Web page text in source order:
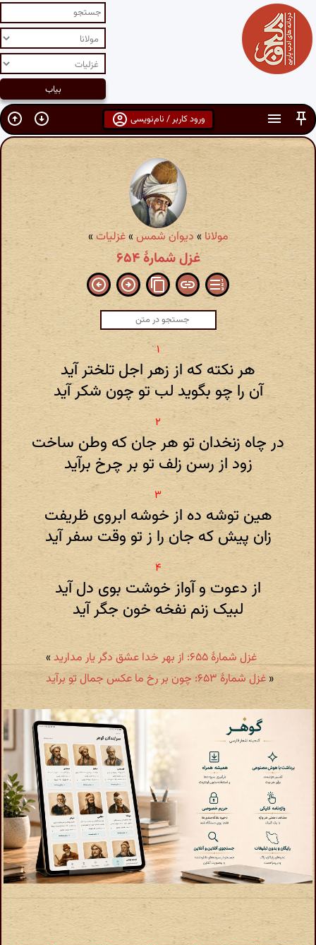
ورود کاربر / نام‌نویسی
مولانا » دیوان شمس»غزلیات »
غزل شمارهٔ ۶۵۴
هر نکته که از زهر اجل تلختر آید
آن را چو بگوید لب تو چون شکر آید
در چاه زنخدان تو هر جان که وطن ساخت
زود از رسن زلف تو بر چرخ برآید
هین توشه ده از خوشه ابروی ظریفت
زان پیش که جان را ز تو وقت سفر آید
از دعوت و آواز خوشت بوی دل آید
لبیک زنم نفخه خون جگر آید
غزل شمارهٔ ۶۵۵: از بهر خدا عشق دگر یار مدارید
»
« غزل شمارهٔ ۶۵۳: چون بر رخ ما عکس جمال تو برآید